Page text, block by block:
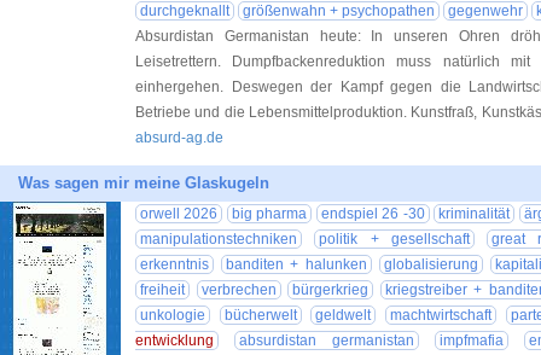
durchgeknallt
größenwahn + psychopathen gegenwehr
Absurdistan Germanistan heute: In unseren Ohren
Leisetrettern. Dumpfbackenreduktion muss natürlich mit
einhergehen. Deswegen der Kampf gegen die
Betriebe und die Lebensmittelproduktion. Kunstfraß,
absurd-ag.de
Was sagen mir meine Glaskugeln
orwell 2026 big pharma endspiel 26 -30 kriminalität
manipulationstechniken
politik + gesellschaft
great
erkenntnis
banditen + halunken globalisierung
freiheit
verbrechen bürgerkrieg
kriegstreiber +
unkologie
bücherwelt geldwelt machtwirtschaft
entwicklung
absurdistan germanistan impfmafia